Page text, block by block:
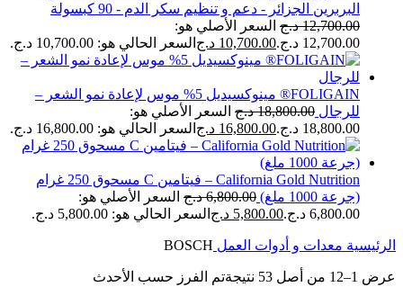
البربرين الجزائر - دعم و تنظيم سكر الدم - 90 كبسولة
12,700.00 د.ج السعر الأصلي هو:
12,700.00 د.ج.
10,700.00 د.ج السعر الحالي هو: 10,700.00 د.ج.
FOLIGAIN® مينوكسيديل 5% موس لإعادة نمو الشعر –
للرجال 18,800.00 د.ج السعر الأصلي هو:
18,800.00 د.ج.
16,800.00 د.ج السعر الحالي هو: 16,800.00 د.ج.
California Gold Nutrition – فيتامين C مسحوق 250 غرام
(جرعة 1000 ملغ)
6,800.00 د.ج السعر الأصلي هو:
6,800.00 د.ج.
5,800.00 د.ج السعر الحالي هو: 5,800.00 د.ج.
الرئيسية معدات و أدوات العمل BOSCH
عرض 1–12 من أصل 53 نتيجة تم الفرز حسب الأحدث